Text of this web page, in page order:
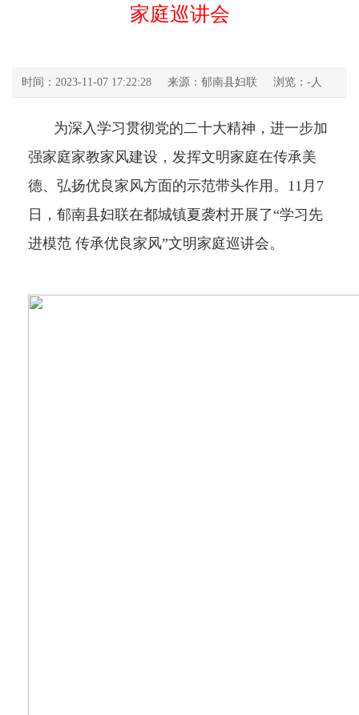
家庭巡讲会
时间：2023-11-07 17:22:28 来源：郁南县妇联 浏览： - 人
为深入学习贯彻党的二十大精神，进一步加
强家庭家教家风建设，发挥文明家庭在传承美
德、弘扬优良家风方面的示范带头作用。11月7
日，郁南县妇联在都城镇夏袭村开展了“学习先
进模范 传承优良家风”文明家庭巡讲会。